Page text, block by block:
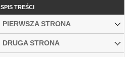
SPIS TREŚCI
PIERWSZA STRONA
DRUGA STRONA